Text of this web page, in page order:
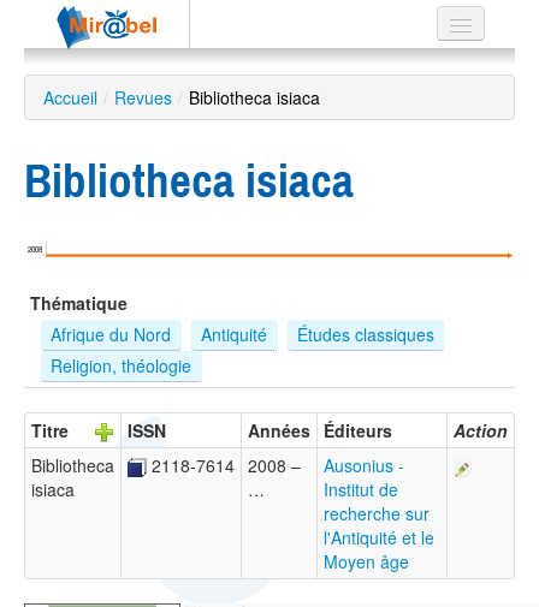
Le réseau
Soutien
Listes
Recherche
avancée
EN
ES
?
Accueil / Revues / Bibliotheca isiaca
Bibliotheca isiaca
2008
Thématique
Afrique du Nord
Antiquité
Études classiques
Religion, théologie
Titre ISSN Années Éditeurs
Action
Bibliotheca
isiaca
2118-7614 2008 –
…
Ausonius -
Institut de
recherche sur
l'Antiquité et le
Moyen âge